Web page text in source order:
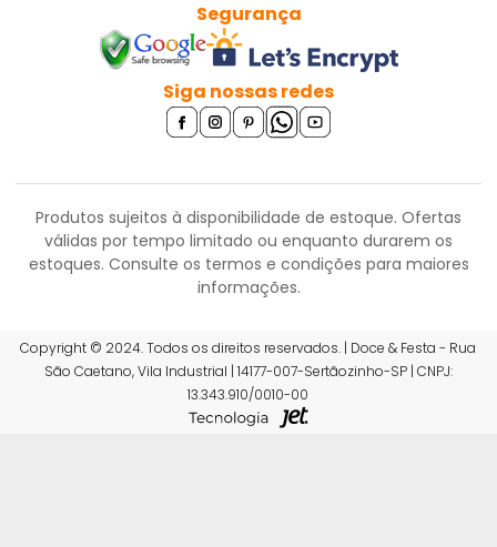
Segurança
Siga nossas redes
Produtos sujeitos à disponibilidade de estoque. Ofertas
válidas por tempo limitado ou enquanto durarem os
estoques. Consulte os termos e condições para maiores
informações.
Copyright © 2024. Todos os direitos reservados. | Doce & Festa - Rua
São Caetano, Vila Industrial | 14177-007-Sertãozinho-SP | CNPJ:
13.343.910/0010-00
R$ 13,01
ou 6x de R$ 2,28 sem juros